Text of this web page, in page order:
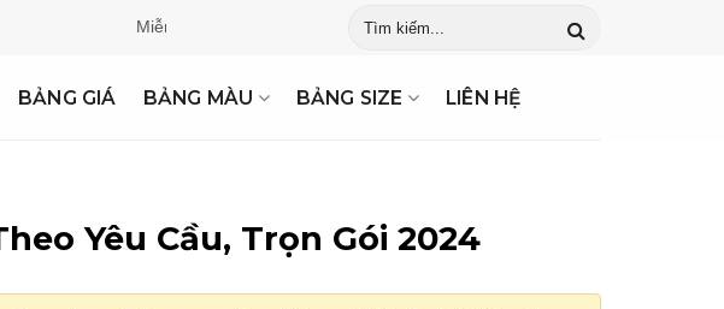
Miễn Phí Thiết Kế May Mẫu ✓ Giao Hàng Tận Nơi ✓ Gửi Báo Giá Ngay
BẢNG GIÁ BẢNG MÀU BẢNG SIZE LIÊN HỆ
Yêu Cầu, Trọn Gói 2024